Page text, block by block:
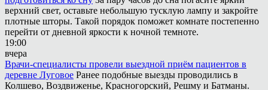
верхний свет, оставьте небольшую тусклую лампу и закройте
плотные шторы. Такой порядок поможет комнате постепенно
перейти от дневной яркости к ночной темноте.
19:00
вчера
Врачи-специалисты провели выездной приём пациентов в
деревне Луговое Ранее подобные выезды проводились в
Колшево, Воздвиженье, Красногорский, Решму и Батманы.